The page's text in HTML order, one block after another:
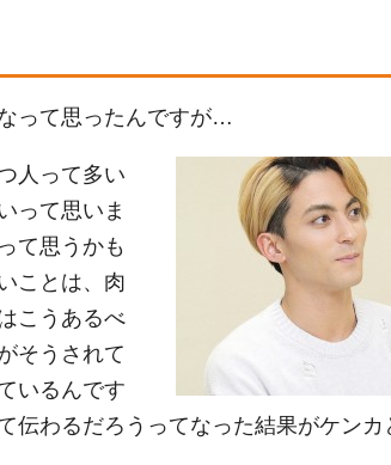
って思ったんですが…
人って多い
って思いま
て思うかも
ことは、肉
こうあるべ
そうされて
いるんです
伝わるだろうってなった結果がケン